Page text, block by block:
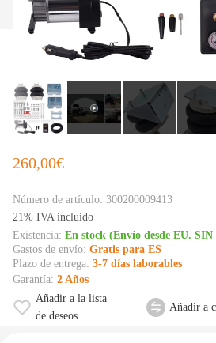
260,00€
Número de artículo: 300200009413
21% IVA incluido
Existencia: En stock (Envío desde EU.
Gastos de envío: Gratis para ES
Plazo de entrega: 3-7 días laborables
Garantía: 2 Años
Añadir a la lista
de deseos
Añadir a